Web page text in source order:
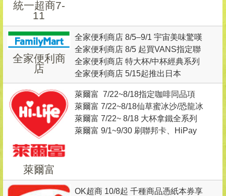
統一超商7-
11
全家便利商
店
全家便利商店 8/5–9/1 宇宙美味驚嘆
號集章趣
全家便利商店 8/5 起買VANS指定聯
名商品+9元送吊飾
全家便利商店 特大杯/中杯經典系列
咖啡享MLB聯名杯身、經典/特濃咖
啡 任選第二杯7折
全家便利商店 5/15起推出日本
萊爾富
萊爾富 7/22~8/18指定咖啡同品項
買1送1
萊爾富 7/22~8/18仙草蜜冰沙/恐龍冰
沙 特價59元 任2杯99元
萊爾富 7/22~ 8/18 大杯拿鐵全系列
同價位第2杯5元
萊爾富 9/1~9/30 刷聯邦卡、HiPay
OK超商 10/8起 千種商品憑紙本券享